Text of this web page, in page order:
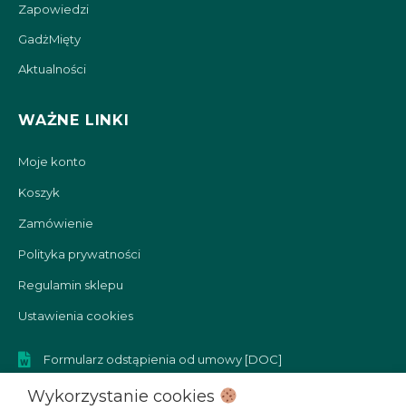
Zapowiedzi
GadżMięty
Aktualności
WAŻNE LINKI
Moje konto
Koszyk
Zamówienie
Polityka prywatności
Regulamin sklepu
Ustawienia cookies
Formularz odstąpienia od umowy [DOC]
Formularz reklamacyjny [DOC]
Wykorzystanie cookies